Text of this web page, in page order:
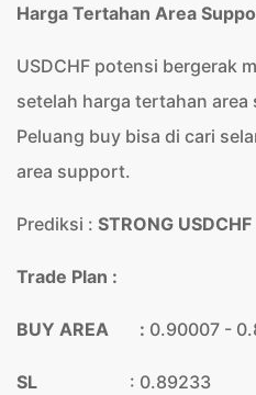
Harga Tertahan Area
USDCHF potensi bergerak
setelah harga tertahan
Peluang buy bisa di cari
area support.
Prediksi : STRONG USDCHF
Trade Plan :
BUY AREA : 0.90007 -
SL : 0.89233